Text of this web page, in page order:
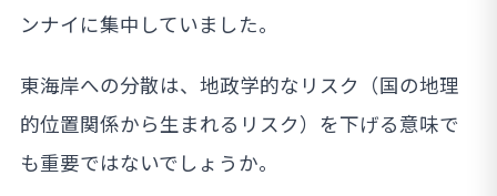
ンナイに集中していました。
東海岸への分散は、地政学的なリスク（国の地理
的位置関係から生まれるリスク）を下げる意味で
も重要ではないでしょうか。